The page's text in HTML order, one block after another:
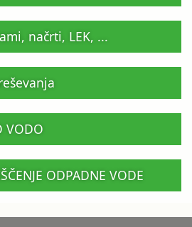
načrti, LEK, ...
VODO
ODPADNE VODE